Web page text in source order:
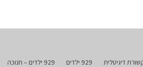
929 ילדים
929 ילדים – חנוכה